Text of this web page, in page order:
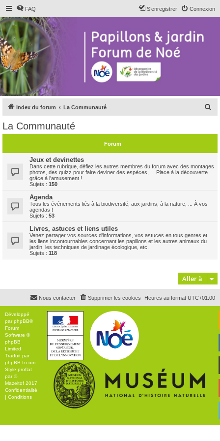
FAQ Connexion
S’enregistrer
Index du forum La Communauté
e
r
La Communauté
Forum
Jeux et devinettes
Dans cette rubrique, défiez les autres membres du forum avec des montages
photos, des quizz pour faire deviner des espèces, ... Place à la découverte
grâce à l'amusement !
Sujets : 150
Agenda
Tous les événements liés à la biodiversité, aux jardins, à la nature, ... À vos
agendas !
Sujets : 53
Livres, astuces et liens utiles
Venez partager vos sources d'informations, vos astuces en tous genres et
les liens incontournables concernant les papillons et les autres animaux du
jardin, les techniques de jardinage écologique, etc.
Sujets : 118
Aller à
Heures au format UTC+01:00
Supprimer les cookies
Nous contacter
Développé
parphpBB®
Forum
Software ©
phpBB
Limited
Traduit par
phpBB-fr.com
Style proflat
par ©
Mazeltof 2017
Confidentialité
| Conditions